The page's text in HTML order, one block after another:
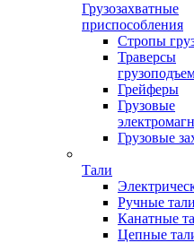
Грузозахватные
приспособления
Стропы
Траверсы
Грейферы
Грузовые
Грузовые
Тали
Ручные тали
Канатные
Цепные